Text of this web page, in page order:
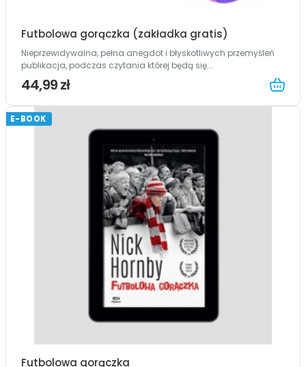
Futbolowa gorączka (zakładka gratis)
Nieprzewidywalna, pełna anegdot i błyskotliwych przemyśleń
publikacja, podczas czytania której będą się...
44,99 zł
E-BOOK
Futbolowa gorączka